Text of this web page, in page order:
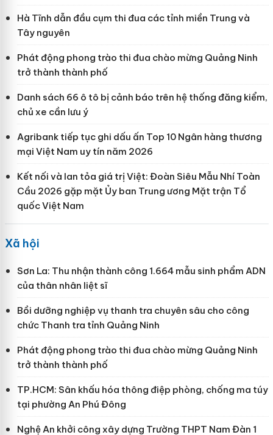
Hà Tĩnh dẫn đầu cụm thi đua các tỉnh miền Trung và
Tây nguyên
Phát động phong trào thi đua chào mừng Quảng Ninh
trở thành thành phố
Danh sách 66 ô tô bị cảnh báo trên hệ thống đăng kiểm,
chủ xe cần lưu ý
Agribank tiếp tục ghi dấu ấn Top 10 Ngân hàng thương
mại Việt Nam uy tín năm 2026
Kết nối và lan tỏa giá trị Việt: Đoàn Siêu Mẫu Nhí Toàn
Cầu 2026 gặp mặt Ủy ban Trung ương Mặt trận Tổ
quốc Việt Nam
Xã hội
Sơn La: Thu nhận thành công 1.664 mẫu sinh phẩm ADN
của thân nhân liệt sĩ
Bồi dưỡng nghiệp vụ thanh tra chuyên sâu cho công
chức Thanh tra tỉnh Quảng Ninh
Phát động phong trào thi đua chào mừng Quảng Ninh
trở thành thành phố
TP.HCM: Sân khấu hóa thông điệp phòng, chống ma túy
tại phường An Phú Đông
Nghệ An khởi công xây dựng Trường THPT Nam Đàn 1